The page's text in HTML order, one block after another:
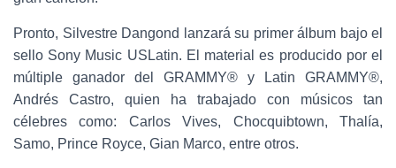
Pronto, Silvestre Dangond lanzará su primer álbum bajo el
sello Sony Music USLatin. El material es producido por el
múltiple ganador del GRAMMY® y Latin GRAMMY®,
Andrés Castro, quien ha trabajado con músicos tan
célebres como: Carlos Vives, Chocquibtown, Thalía,
Samo, Prince Royce, Gian Marco, entre otros.